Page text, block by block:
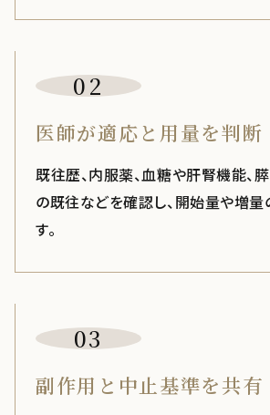
02
医師が適応と用量を判断
既往歴、内服薬、血糖や肝腎機能、
の既往などを確認し、開始量や増
す。
03
副作用と中止基準を共有